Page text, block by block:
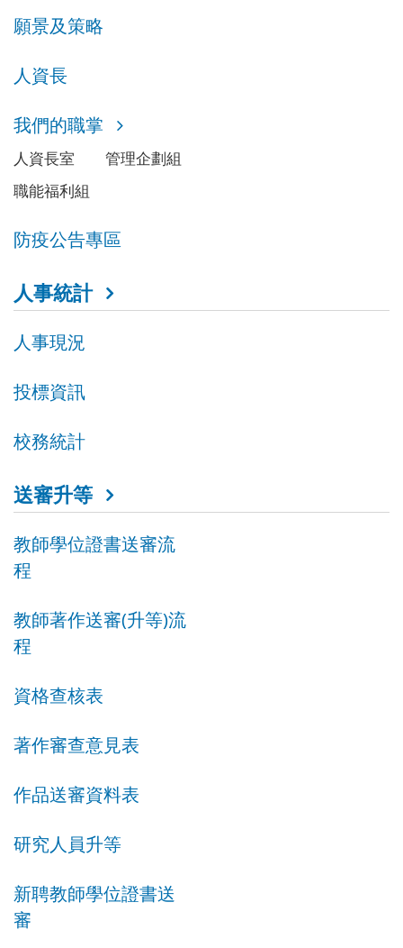
願景及策略
人資長
我們的職掌
人資長室
管理企劃組
職能福利組
防疫公告專區
人事統計
人事現況
投標資訊
校務統計
送審升等
教師學位證書送審流
程
教師著作送審(升等)流
程
資格查核表
著作審查意見表
作品送審資料表
研究人員升等
新聘教師學位證書送
審